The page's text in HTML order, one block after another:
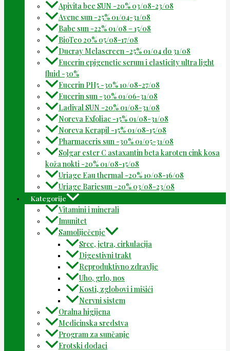
Apivita bee SUN -20% 03/08-23/08
Avene sun -25% 01/04-31/08
Babe sun -22% 01/08 – 15/08
BioTeo 20% 05/08-17/08
Ducray Melascreen -25% 01/04 do 31/08
Eucerin epigenetic serum i elasticity ultra light
fluid -30%
Eucerin PH5 -30% 10/08-27/08
Eucerin sun -30% 01/06-31/08
Ladival SUN -20% 01/08-31/08
Noreva Exfoliac -15% 01/08-31/08
Noreva Kerapil -15% 01/08-15/08
Pharmaceris sun -30% 01/05-31/08
Solgar ester C astaxantin beta karoten cink kosa
koža nokti -20% 01/08-15/08
Uriage Eau thermal -20% 10/08-16/08
Uriage Bariesun -20% 03/08-23/08
Kategorije
Vitamini i minerali
Imunitet
Samoliječenje
Srce, jetra, cirkulacija
Digestivni trakt
Reproduktivno zdravlje
Uho, grlo, nos
Kosti, zglobovi i mišići
Nervni sistem
Oralna higijena
Medicinska sredstva
Program za sunčanje
Erotski dodaci